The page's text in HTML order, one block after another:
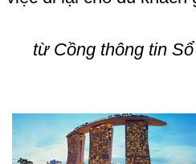
từ Cồng thông tin